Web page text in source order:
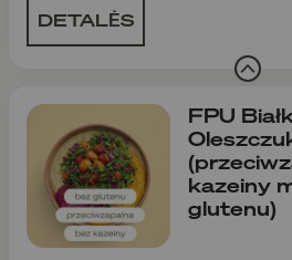
DETALĖS
FPU
kazeiny
glutenu)